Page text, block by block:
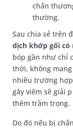
chấn
thường.
Sau chia sẻ trên
dịch khớp gối có
bóp gần như chỉ
thời, không
nhiều trường
gây viêm sẽ giải
thêm trầm trọng.
Do đó nếu bị